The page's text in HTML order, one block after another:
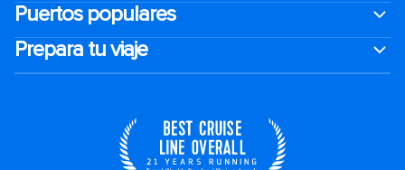
Puertos populares
Prepara tu viaje